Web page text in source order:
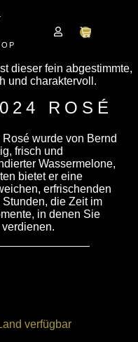
ROSÉ
wurde von Bernd
frisch und
Wassermelone,
bietet er eine
erfrischenden
die Zeit im
in denen Sie
verfügbar